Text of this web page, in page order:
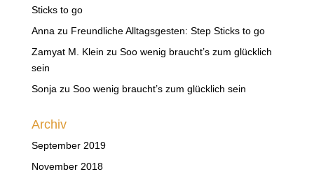
Sticks to go
Anna zu Freundliche Alltagsgesten: Step Sticks to go
Zamyat M. Klein zu Soo wenig braucht’s zum glücklich
sein
Sonja zu Soo wenig braucht’s zum glücklich sein
Archiv
September 2019
November 2018